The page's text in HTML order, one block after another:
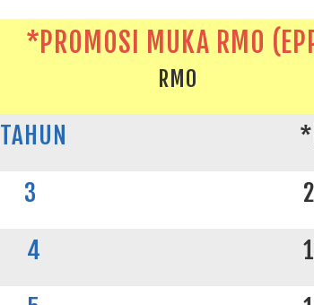
*PROMOSI MUKA RM0
RM0
TAHUN
3
4